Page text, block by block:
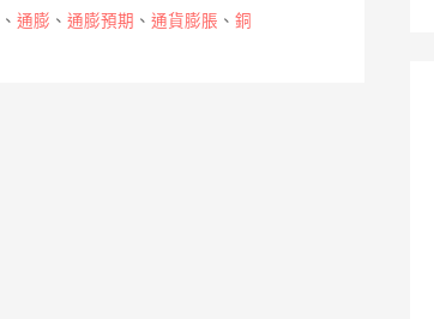
、 通膨 、 通膨預期 、 通貨膨脹 、 銅